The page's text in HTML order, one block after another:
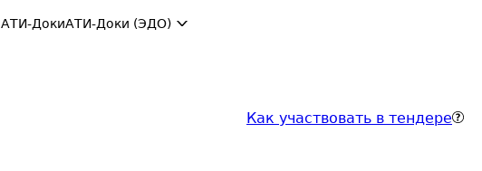
АТИ-ДокиАТИ-Доки (ЭДО)
Как участвовать в тендере